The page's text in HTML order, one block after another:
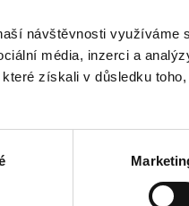
návštěvnosti využíváme
média, inzerci a
získali v důsledku toho,
Telefon na
Souhlasím
Souhlasím